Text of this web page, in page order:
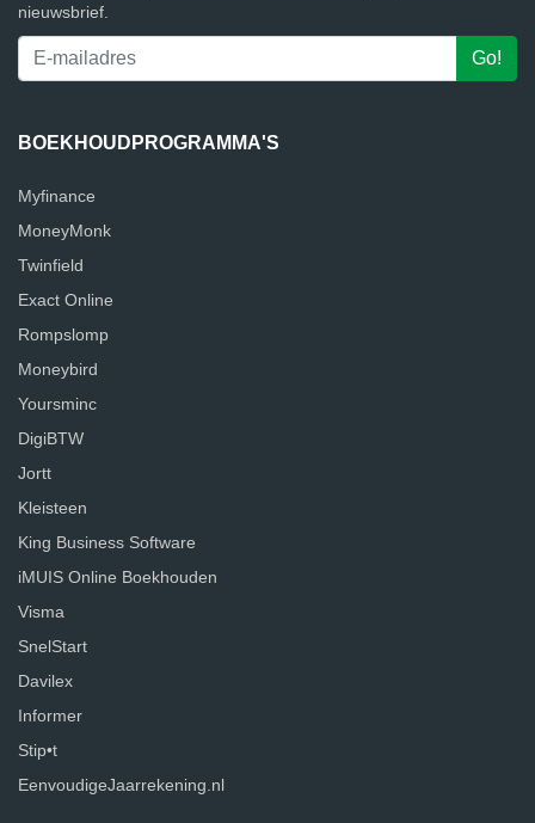
nieuwsbrief.
BOEKHOUDPROGRAMMA'S
Myfinance
MoneyMonk
Twinfield
Exact Online
Rompslomp
Moneybird
Yoursminc
DigiBTW
Jortt
Kleisteen
King Business Software
iMUIS Online Boekhouden
Visma
SnelStart
Davilex
Informer
Stip•t
EenvoudigeJaarrekening.nl